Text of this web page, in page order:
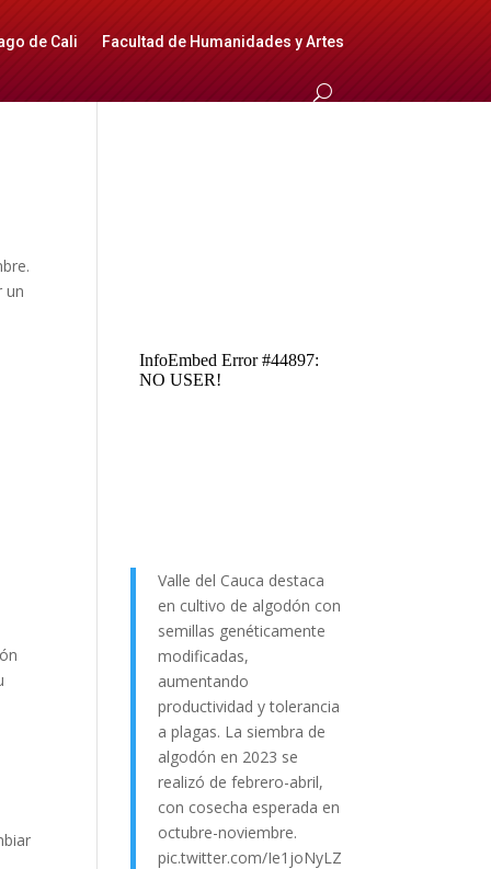
de Cali Facultad de Humanidades y Artes
un
Valle del Cauca destaca
en cultivo de algodón con
semillas genéticamente
modificadas,
aumentando
productividad y tolerancia
a plagas. La siembra de
algodón en 2023 se
realizó de febrero-abril,
con cosecha esperada en
octubre-noviembre.
pic.twitter.com/Ie1joNyLZ